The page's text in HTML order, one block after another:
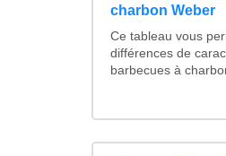
charbon Weber
Ce tableau vous
différences de
barbecues à